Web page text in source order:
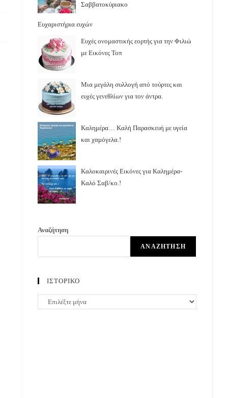
Σαββατοκύριακο
Ευχαριστήρια ευχών
Ευχές ονομαστικής εορτής για την Φιλιώ
με Εικόνες Τοπ
Μια μεγάλη συλλογή από τούρτες και
ευχές γενεθλίων για τον άντρα.
Καλημέρα… Καλή Παρασκευή με υγεία
και χαμόγελα.!
Καλοκαιρινές Εικόνες για Καλημέρα-
Καλό Σαβ/κο.!
Αναζήτηση
ΑΝΑΖΉΤΗΣΗ
ΙΣΤΟΡΙΚΟ
ΙΣΤΟΡΙΚΟ